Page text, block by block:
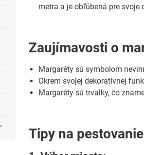
metra a je obľúbená pre svoje
Zaujímavosti o
Margaréty sú symbolom
Okrem svojej dekoratívnej
Margaréty sú trvalky, čo
Tipy na